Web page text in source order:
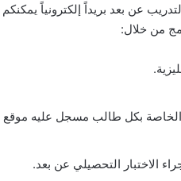
عن بعد بريداً إلكترونياً
من خلال:
الخاصة بكل طالب مسجل عليه
الاختبار التحصيلي عن بعد.